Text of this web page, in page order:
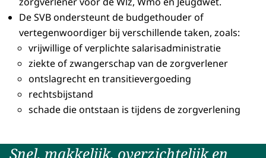
De SVB ondersteunt de budgethouder of
vertegenwoordiger bij verschillende taken, zoals:
vrijwillige of verplichte salarisadministratie
ziekte of zwangerschap van de zorgverlener
ontslagrecht en transitievergoeding
rechtsbijstand
schade die ontstaan is tijdens de zorgverlening
Snel, makkelijk, overzichtelijk en